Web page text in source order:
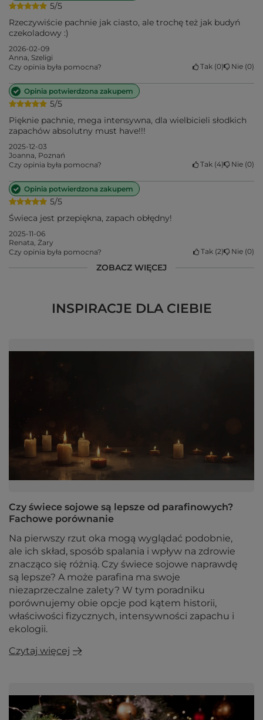
5/5
Rzeczywiście pachnie jak ciasto, ale trochę też jak budyń
czekoladowy :)
2026-02-09
Anna, Szeligi
Czy opinia była pomocna?
Tak 0 Nie 0
5/5
Opinia potwierdzona zakupem
Pięknie pachnie, mega intensywna, dla wielbicieli słodkich
zapachów absolutny must have!!!
2025-12-03
Joanna, Poznań
Czy opinia była pomocna?
Tak 4 Nie 0
5/5
Opinia potwierdzona zakupem
Świeca jest przepiękna, zapach obłędny!
2025-11-06
Renata, Żary
Czy opinia była pomocna?
Tak 2 Nie 0
ZOBACZ WIĘCEJ
INSPIRACJE DLA CIEBIE
Czy świece sojowe są lepsze od parafinowych?
Fachowe porównanie
Na pierwszy rzut oka mogą wyglądać podobnie,
ale ich skład, sposób spalania i wpływ na zdrowie
znacząco się różnią. Czy świece sojowe naprawdę
są lepsze? A może parafina ma swoje
niezaprzeczalne zalety? W tym poradniku
porównujemy obie opcje pod kątem historii,
właściwości fizycznych, intensywności zapachu i
ekologii.
Czytaj więcej